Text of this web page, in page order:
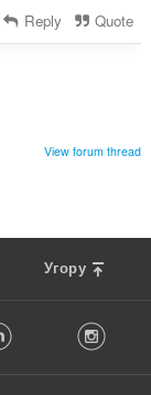
Reply Quote
View forum thread
Угору